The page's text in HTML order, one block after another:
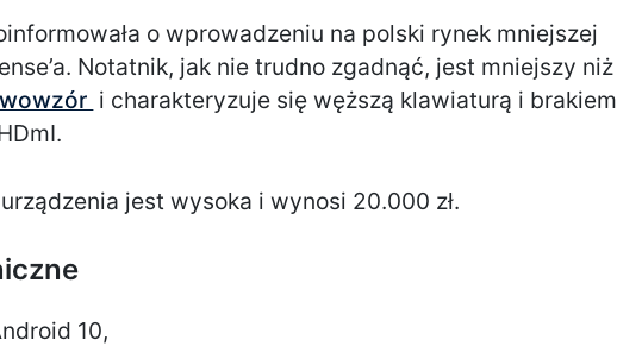
o wprowadzeniu na polski rynek mniejszej
Notatnik, jak nie trudno zgadnąć, jest mniejszy niż
i charakteryzuje się węższą klawiaturą i brakiem
jest wysoka i wynosi 20.000 zł.
10,